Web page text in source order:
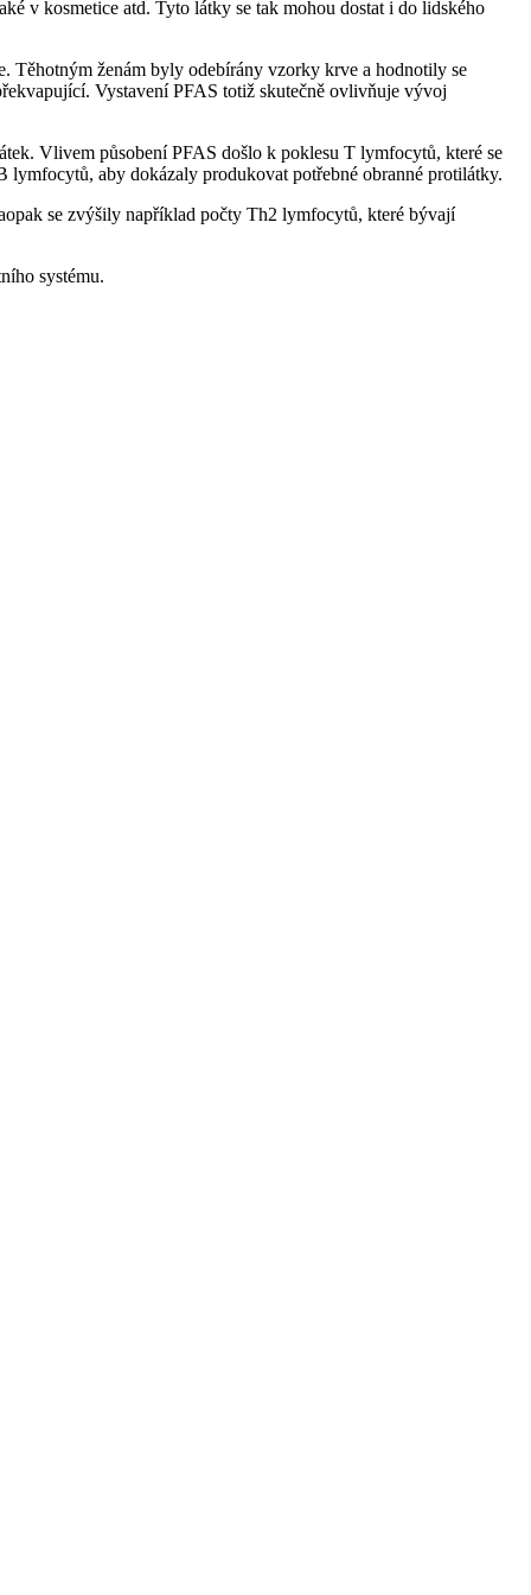
v kosmetice atd. Tyto látky se tak mohou dostat i do lidského
Těhotným ženám byly odebírány vzorky krve a hodnotily se
Vystavení PFAS totiž skutečně ovlivňuje vývoj
Vlivem působení PFAS došlo k poklesu T lymfocytů, které se
aby dokázaly produkovat potřebné obranné protilátky.
se zvýšily například počty Th2 lymfocytů, které bývají
systému.